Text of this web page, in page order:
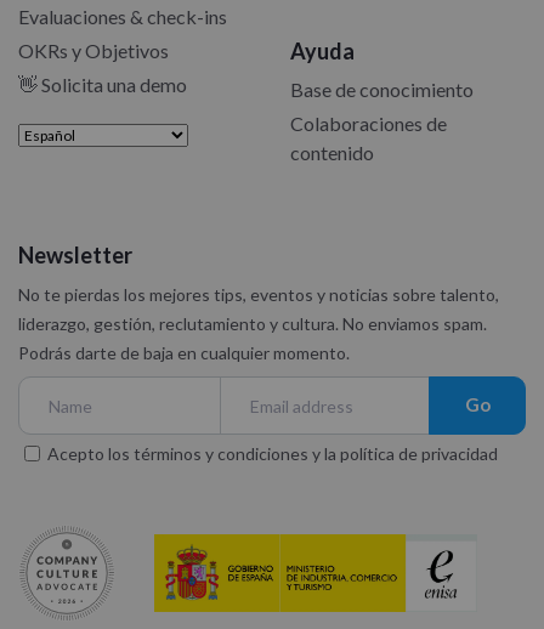
Evaluaciones & check-ins
OKRs y Objetivos
👋 Solicita una demo
Ayuda
Base de conocimiento
Colaboraciones de
contenido
Newsletter
No te pierdas los mejores tips, eventos y noticias sobre talento,
liderazgo, gestión, reclutamiento y cultura. No enviamos spam.
Podrás darte de baja en cualquier momento.
Acepto los términos y condiciones y la política de privacidad
Go